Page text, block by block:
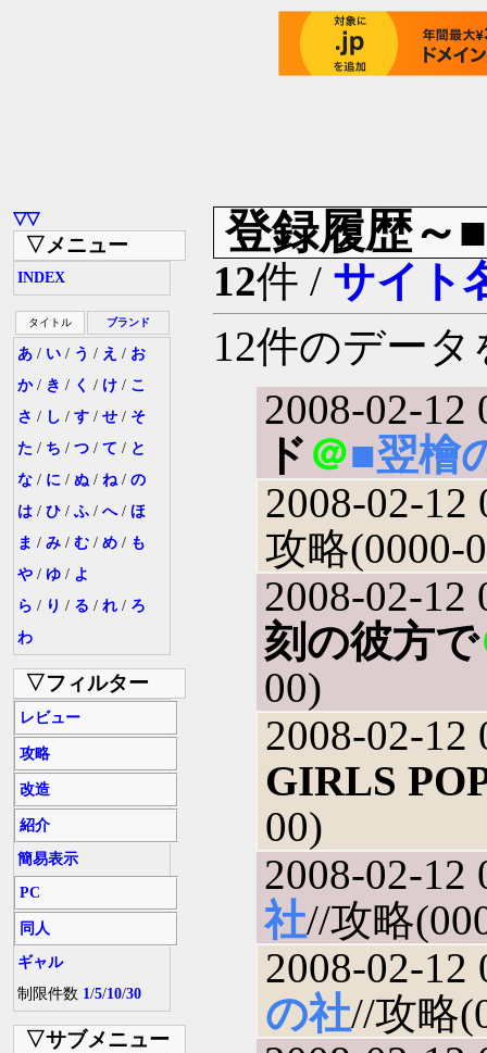
▽▽
▽メニュー
INDEX
タイトル ブランド
あ / い / う / え / お
か/ き / く / け / こ
さ / し / す / せ / そ
た / ち / つ / て / と
な / に / ぬ / ね/ の
は / ひ / ふ / へ/ ほ
ま / み / む / め / も
や / ゆ / よ
ら / り / る / れ / ろ
わ
▽フィルター
レビュー
攻略
改造
紹介
簡易表示
PC
同人
ギャル
制限件数 1/5/10/30
▽サブメニュー
登録履歴～
12件 / サイト
12件のデー
2008-02-12
ド ＠■翌檜
2008-02-12
攻略(0000-
2008-02-12
刻の彼方で
00)
2008-02-12
GIRLS
00)
2008-02-12
社//攻略
2008-02-12
の社//攻略